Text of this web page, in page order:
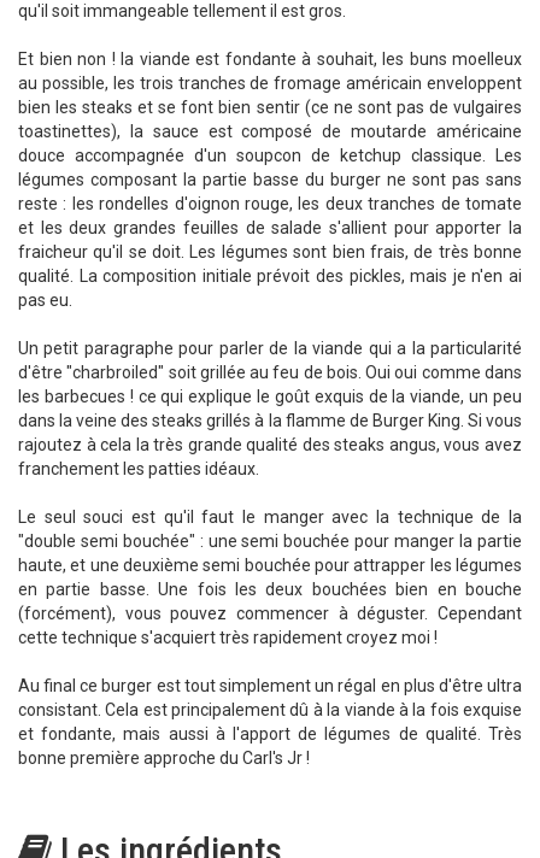
qu'il soit immangeable tellement il est gros.
Et bien non ! la viande est fondante à souhait, les buns moelleux
au possible, les trois tranches de fromage américain enveloppent
bien les steaks et se font bien sentir (ce ne sont pas de vulgaires
toastinettes), la sauce est composé de moutarde américaine
douce accompagnée d'un soupcon de ketchup classique. Les
légumes composant la partie basse du burger ne sont pas sans
reste : les rondelles d'oignon rouge, les deux tranches de tomate
et les deux grandes feuilles de salade s'allient pour apporter la
fraicheur qu'il se doit. Les légumes sont bien frais, de très bonne
qualité. La composition initiale prévoit des pickles, mais je n'en ai
pas eu.
Un petit paragraphe pour parler de la viande qui a la particularité
d'être "charbroiled" soit grillée au feu de bois. Oui oui comme dans
les barbecues ! ce qui explique le goût exquis de la viande, un peu
dans la veine des steaks grillés à la flamme de Burger King. Si vous
rajoutez à cela la très grande qualité des steaks angus, vous avez
franchement les patties idéaux.
Le seul souci est qu'il faut le manger avec la technique de la
"double semi bouchée" : une semi bouchée pour manger la partie
haute, et une deuxième semi bouchée pour attrapper les légumes
en partie basse. Une fois les deux bouchées bien en bouche
(forcément), vous pouvez commencer à déguster. Cependant
cette technique s'acquiert très rapidement croyez moi !
Au final ce burger est tout simplement un régal en plus d'être ultra
consistant. Cela est principalement dû à la viande à la fois exquise
et fondante, mais aussi à l'apport de légumes de qualité. Très
bonne première approche du Carl's Jr !